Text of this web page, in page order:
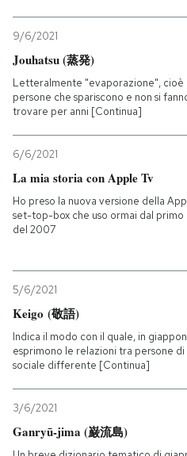
9/6/2021
Jouhatsu (蒸発)
Letteralmente "evaporazione", cioè
persone che spariscono e non si
trovare per anni [Continua]
6/6/2021
La mia storia con Apple Tv
Ho preso la nuova versione della
set-top-box che uso ormai dal primo
del 2007
5/6/2021
Keigo (敬語)
Indica il modo con il quale, in
esprimono le relazioni tra persone di
sociale differente [Continua]
3/6/2021
Ganryū-jima (巌流島)